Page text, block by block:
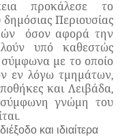
προκάλεσε το
Περιουσίας
όσον αφορά την
υπό καθεστώς
σύμφωνα με το οποίο
εν λόγω τμημάτων,
και Λειβάδα,
σύμφωνη γνώμη του
και ιδιαίτερα